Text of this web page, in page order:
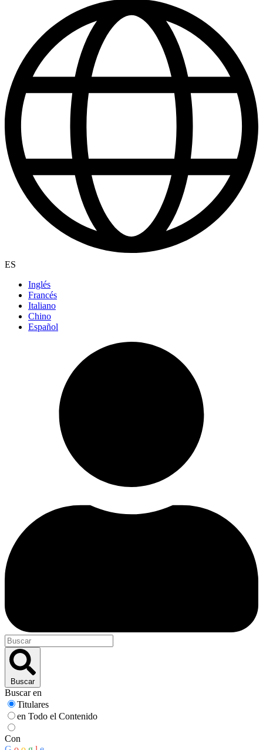
ES
Inglés
Francés
Italiano
Chino
Español
Buscar
Buscar en
Titulares
en Todo el Contenido
Con